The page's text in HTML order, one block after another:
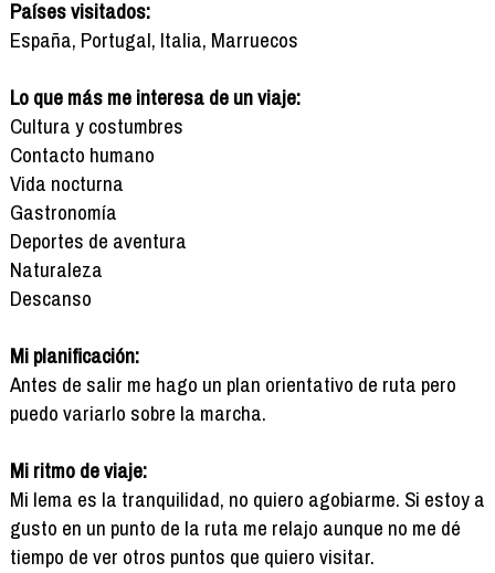
Países visitados:
España, Portugal, Italia, Marruecos
Lo que más me interesa de un viaje:
Cultura y costumbres
Contacto humano
Vida nocturna
Gastronomía
Deportes de aventura
Naturaleza
Descanso
Mi planificación:
Antes de salir me hago un plan orientativo de ruta pero
puedo variarlo sobre la marcha.
Mi ritmo de viaje:
Mi lema es la tranquilidad, no quiero agobiarme. Si estoy a
gusto en un punto de la ruta me relajo aunque no me dé
tiempo de ver otros puntos que quiero visitar.